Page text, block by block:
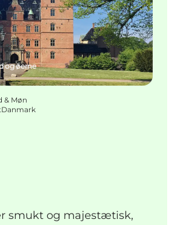
tur
smukt og majestætisk,
og øerne
& Møn